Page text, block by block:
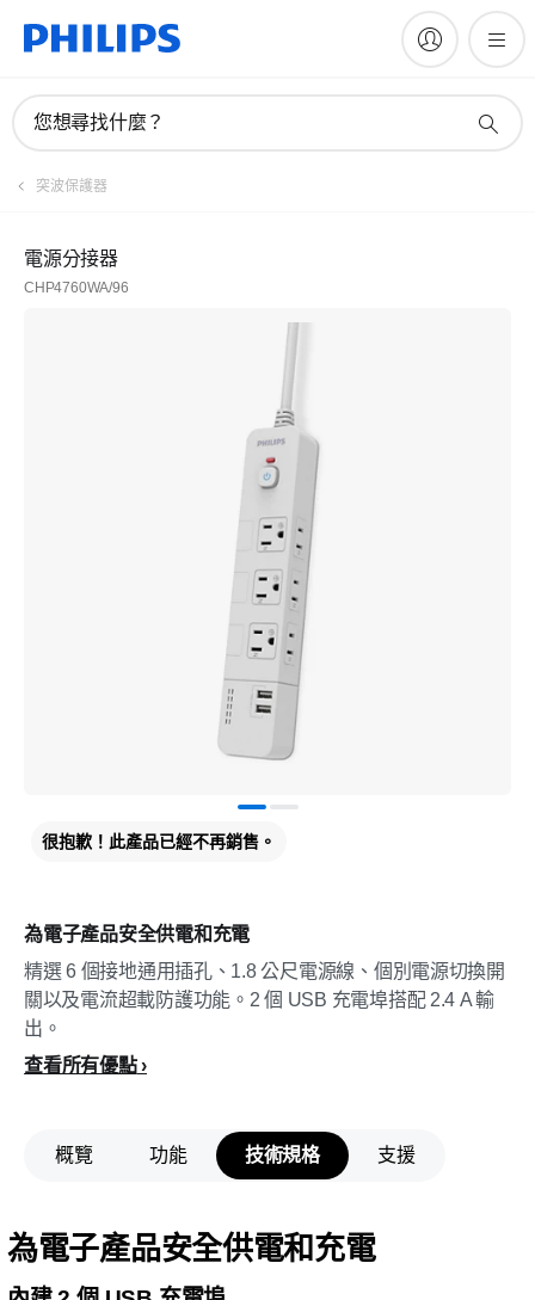
您想尋找什麼？
突波保護器
電源分接器
CHP4760WA/96
為電子產品安全供電和充電
精選 6 個接地通用插孔、1.8 公尺電源線、個別電源切換開
關以及電流超載防護功能。2 個 USB 充電埠搭配 2.4 A 輸
出。
查看所有優點
很抱歉！此產品已經不再銷售。
概覽 功能 技術規格 支援
為電子產品安全供電和充電